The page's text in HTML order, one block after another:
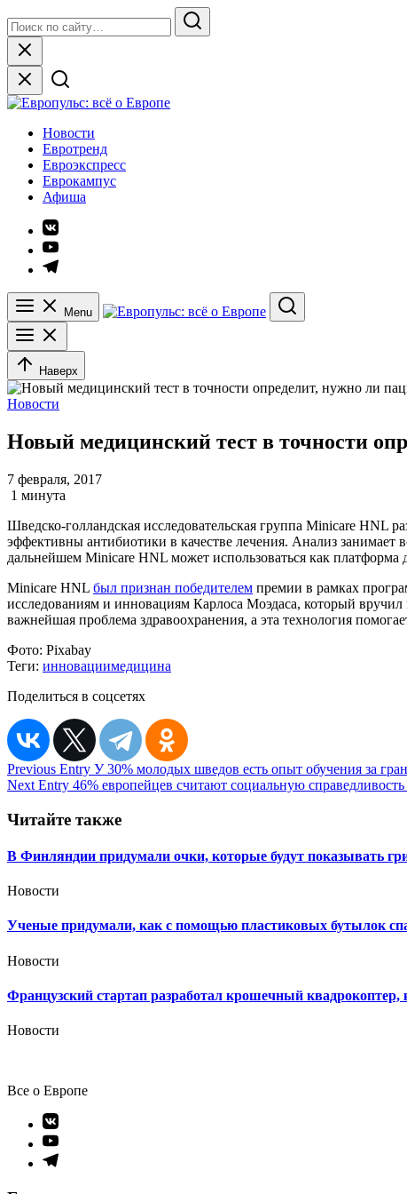
to
content
for:
Search
Close
Европульс: всё о Европе
Новости
Евротренд
Евроэкспресс
Еврокампус
Афиша
Элемент
меню
Элемент
меню
Элемент
Menu
Search
Наверх
Новости
Новый медицинский тест в точности
7 февраля, 2017
1 минута
Шведско-голландская исследовательская группа Minicare HNL
эффективны антибиотики в качестве лечения. Анализ занимает
дальнейшем Minicare HNL может использоваться как платформа
Minicare HNL был признан победителем премии в рамках
исследованиям и инновациям Карлоса Моэдаса, который
важнейшая проблема здравоохранения, а эта технология
Фото: Pixabay
Теги: инновациимедицина
Поделиться в соцсетях
Навигация
по
записям
Previous Entry У 30% молодых шведов есть опыт обучения за
Next Entry 46% европейцев считают социальную
Читайте также
В Финляндии придумали очки, которые будут показывать
Новости
Ученые придумали, как с помощью пластиковых бутылок
Новости
Французский стартап разработал крошечный квадрокоптер,
Новости
Все о Европе
Элемент
меню
Элемент
меню
Элемент